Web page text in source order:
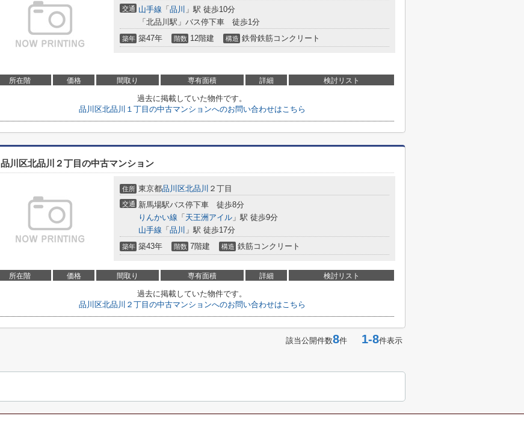
交通 山手線 「 品川 」駅 徒歩10分
「北品川駅」バス停下車 徒歩1分
築年 築47年 階数 12階建 構造 鉄骨鉄筋コンクリート
所在階 価格 間取り 専有面積 詳細 検討リスト
過去に掲載していた物件です。
品川区北品川１丁目の中古マンションへのお問い合わせはこちら
品川区北品川２丁目の中古マンション
住所 東京都品川区北品川 ２丁目
交通 新馬場駅バス停下車 徒歩8分
りんかい線 「 天王洲アイル 」駅 徒歩9分
山手線 「 品川 」駅 徒歩17分
築年 築43年 階数 7階建 構造 鉄筋コンクリート
所在階 価格 間取り 専有面積 詳細 検討リスト
過去に掲載していた物件です。
品川区北品川２丁目の中古マンションへのお問い合わせはこちら
該当公開件数8件 1-8件表示